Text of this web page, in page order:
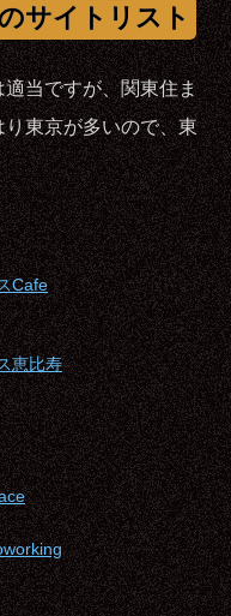
サイトリスト
当ですが、関東住ま
東京が多いので、東
Cafe
恵比寿